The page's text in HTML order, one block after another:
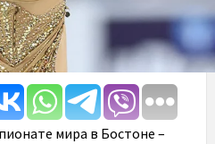
мира в Бостоне –